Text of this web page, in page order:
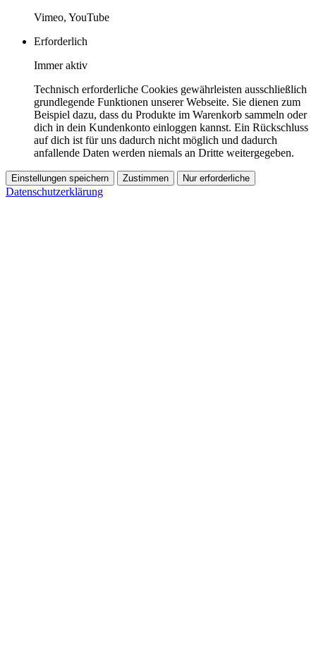
Vimeo, YouTube
Erforderlich
Immer aktiv
Technisch erforderliche Cookies gewährleisten ausschließlich
grundlegende Funktionen unserer Webseite. Sie dienen zum
Beispiel dazu, dass du Produkte im Warenkorb sammeln oder
dich in dein Kundenkonto einloggen kannst. Ein Rückschluss
auf dich ist für uns dadurch nicht möglich und dadurch
anfallende Daten werden niemals an Dritte weitergegeben.
Einstellungen speichern Zustimmen Nur erforderliche
Datenschutzerklärung